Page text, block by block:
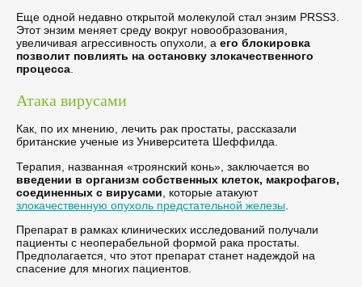
Еще одной недавно открытой молекулой стал энзим PRSS3.
Этот энзим меняет среду вокруг новообразования,
увеличивая агрессивность опухоли, а его блокировка
позволит повлиять на остановку злокачественного
процесса.
Атака вирусами
Как, по их мнению, лечить рак простаты, рассказали
британские ученые из Университета Шеффилда.
Терапия, названная «троянский конь», заключается во
введении в организм собственных клеток, макрофагов,
соединенных с вирусами , которые атакуют
злокачественную опухоль предстательной железы
Препарат в рамках клинических исследований получали
пациенты с неоперабельной формой рака простаты.
Предполагается, что этот препарат станет надеждой на
спасение для многих пациентов.